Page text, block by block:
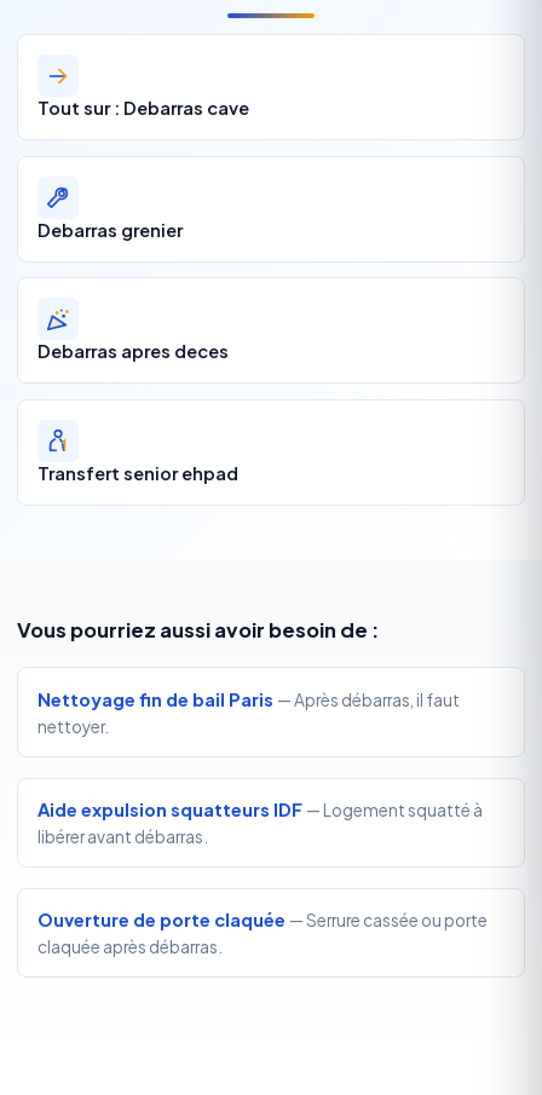
Tout sur : Debarras cave
Debarras grenier
Debarras apres deces
Transfert senior ehpad
Vous pourriez aussi avoir besoin de :
Nettoyage fin de bail Paris — Après débarras, il faut
nettoyer.
Aide expulsion squatteurs IDF — Logement squatté à
libérer avant débarras.
Ouverture de porte claquée — Serrure cassée ou porte
claquée après débarras.